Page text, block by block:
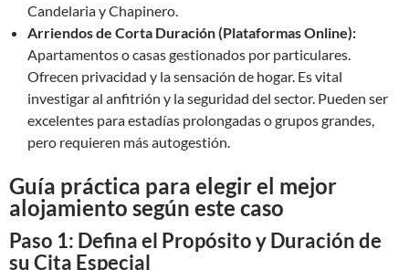
Candelaria y Chapinero.
Arriendos de Corta Duración (Plataformas Online):
Apartamentos o casas gestionados por particulares.
Ofrecen privacidad y la sensación de hogar. Es vital
investigar al anfitrión y la seguridad del sector. Pueden ser
excelentes para estadías prolongadas o grupos grandes,
pero requieren más autogestión.
Guía práctica para elegir el mejor
alojamiento según este caso
Paso 1: Defina el Propósito y Duración de
su Cita Especial